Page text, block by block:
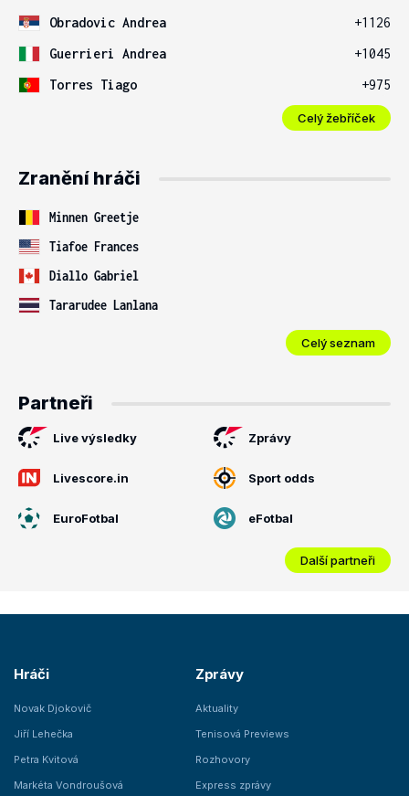
Obradovic Andrea
+1126
Guerrieri Andrea
+1045
Torres Tiago
+975
Celý žebříček
Zranění hráči
Minnen Greetje
Tiafoe Frances
Diallo Gabriel
Tararudee Lanlana
Celý seznam
Partneři
Live výsledky Zprávy
Livescore.in Sport odds
EuroFotbal eFotbal
Další partneři
Hráči
Novak Djokovič
Jiří Lehečka
Petra Kvitová
Markéta Vondroušová
Zprávy
Aktuality
Tenisová Previews
Rozhovory
Express zprávy